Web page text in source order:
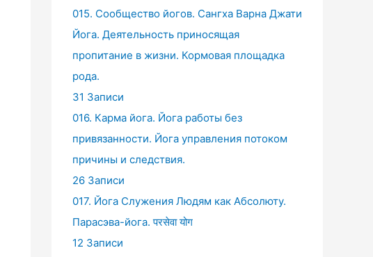
015. Сообщество йогов. Сангха Варна Джати
Йога. Деятельность приносящая
пропитание в жизни. Кормовая площадка
рода.
31 Записи
016. Карма йога. Йога работы без
привязанности. Йога управления потоком
причины и следствия.
26 Записи
017. Йога Служения Людям как Абсолюту.
Парасэва-йога. परसेवा योग
12 Записи